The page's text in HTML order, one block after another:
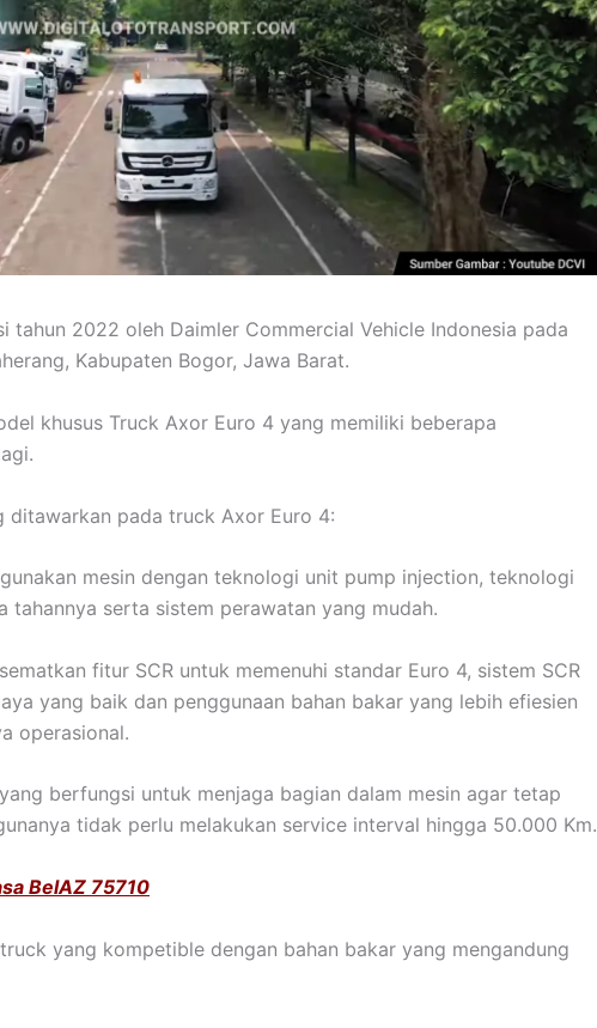
tahun 2022 oleh Daimler Commercial Vehicle Indonesia pada
Kabupaten Bogor, Jawa Barat.
khusus Truck Axor Euro 4 yang memiliki beberapa
ditawarkan pada truck Axor Euro 4:
mesin dengan teknologi unit pump injection, teknologi
tahannya serta sistem perawatan yang mudah.
fitur SCR untuk memenuhi standar Euro 4, sistem SCR
yang baik dan penggunaan bahan bakar yang lebih efiesien
operasional.
berfungsi untuk menjaga bagian dalam mesin agar tetap
tidak perlu melakukan service interval hingga 50.000 Km.
BelAZ 75710
yang kompetible dengan bahan bakar yang mengandung